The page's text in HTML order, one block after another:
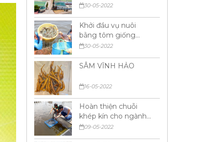
lượng tôm giống đầu
30-05-2022
Khởi đầu vụ nuôi
bằng tôm giống
chất lượng
30-05-2022
SÂM VĨNH HẢO
16-05-2022
Hoàn thiện chuỗi
khép kín cho ngành
tôm - Người nông
09-05-2022